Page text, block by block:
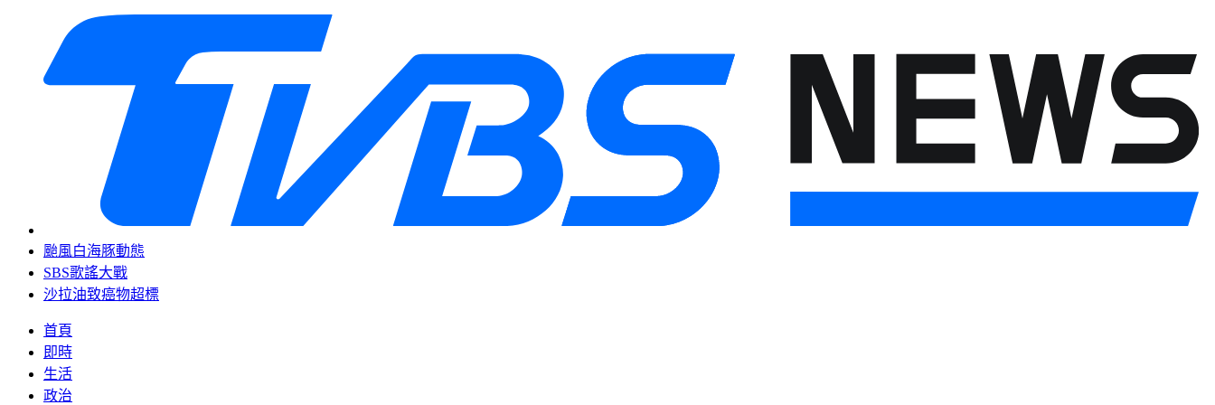
颱風白海豚動態
SBS歌謠大戰
沙拉油致癌物超標
首頁
即時
生活
政治